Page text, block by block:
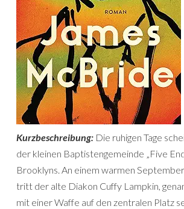
Kurzbeschreibung: Die ruhigen Tage
der kleinen Baptistengemeinde „Five
Brooklyns. An einem warmen
tritt der alte Diakon Cuffy Lampkin,
mit einer Waffe auf den zentralen Platz